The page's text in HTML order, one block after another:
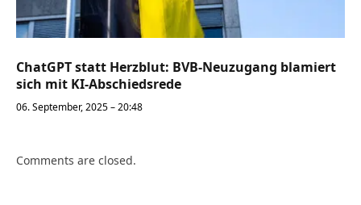
ChatGPT statt Herzblut: BVB-Neuzugang blamiert
sich mit KI-Abschiedsrede
06. September, 2025 – 20:48
Comments are closed.